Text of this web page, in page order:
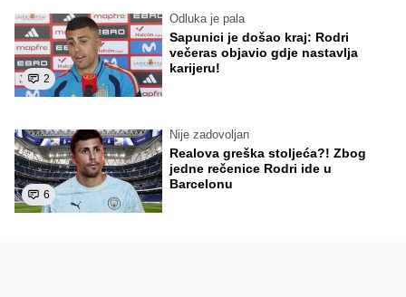
2
Odluka je pala
Sapunici je došao kraj: Rodri
večeras objavio gdje nastavlja
karijeru!
6
Nije zadovoljan
Realova greška stoljeća?! Zbog
jedne rečenice Rodri ide u
Barcelonu